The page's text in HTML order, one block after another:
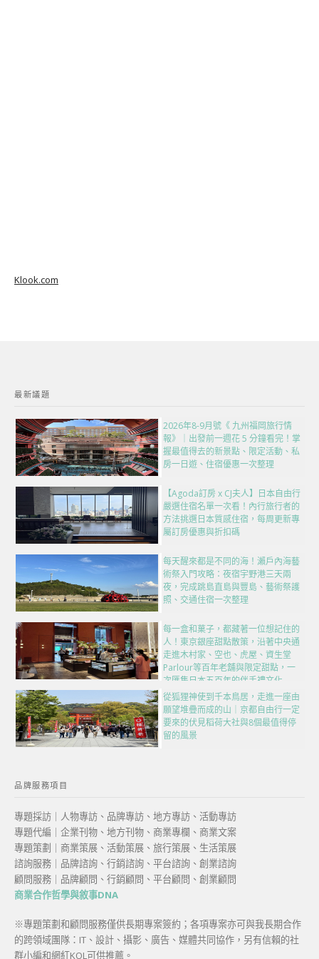
Klook.com
最新議題
2026年8-9月號《 九州福岡旅行情
報》｜出發前一週花 5 分鐘看完！掌
握最值得去的新景點、限定活動、私
房一日遊、住宿優惠一次整理
【Agoda訂房 x CJ夫人】日本自由行
嚴選住宿名單一次看！內行旅行者的
方法挑選日本質感住宿，每周更新專
屬訂房優惠與折扣碼
每天醒來都是不同的海！瀨戶內海藝
術祭入門攻略：夜宿宇野港三天兩
夜，完成跳島直島與豐島、藝術祭護
照、交通住宿一次整理
每一盒和菓子，都藏著一位想記住的
人！東京銀座甜點散策，沿著中央通
走進木村家、空也、虎屋、資生堂
Parlour等百年老舖與限定甜點，一
次匯集日本五百年的伴手禮文化
從狐狸神使到千本鳥居，走進一座由
願望堆疊而成的山｜京都自由行一定
要來的伏見稻荷大社與8個最值得停
留的風景
品牌服務項目
專題採訪｜人物專訪、品牌專訪、地方專訪、活動專訪
專題代編｜企業刊物、地方刊物、商業專欄、商業文案
專題策劃｜商業策展、活動策展、旅行策展、生活策展
諮詢服務｜品牌諮詢、行銷諮詢、平台諮詢、創業諮詢
顧問服務｜品牌顧問、行銷顧問、平台顧問、創業顧問
商業合作哲學與敘事DNA
※專題策劃和顧問服務僅供長期專案簽約；各項專案亦可與我長期合作
的跨領域團隊：IT、設計、攝影、廣告、媒體共同協作，另有信賴的社
群小編和網紅KOL可供推薦。